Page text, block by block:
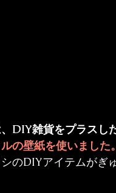
DIY雑貨をプラスし
の壁紙を使いました。
のDIYアイテムがぎ